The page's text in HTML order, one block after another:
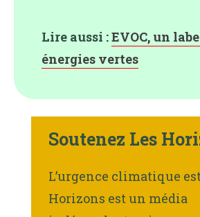
Lire aussi :EVOC, un
énergies vertes
Soutenez Les
L’urgence climatique
Horizons est un média